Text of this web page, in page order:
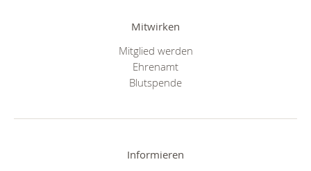
Mitwirken
Mitglied werden
Ehrenamt
Blutspende
Informieren